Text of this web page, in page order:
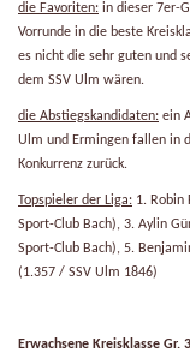
die Favoriten: in dieser 7er-
Vorrunde in die beste
es nicht die sehr guten und
dem SSV Ulm wären.
die Abstiegskandidaten: ein
Ulm und Ermingen fallen in
Konkurrenz zurück.
Topspieler der Liga: 1. Robin
Sport-Club Bach), 3. Aylin
Sport-Club Bach), 5.
(1.357 / SSV Ulm 1846)
Erwachsene Kreisklasse Gr.